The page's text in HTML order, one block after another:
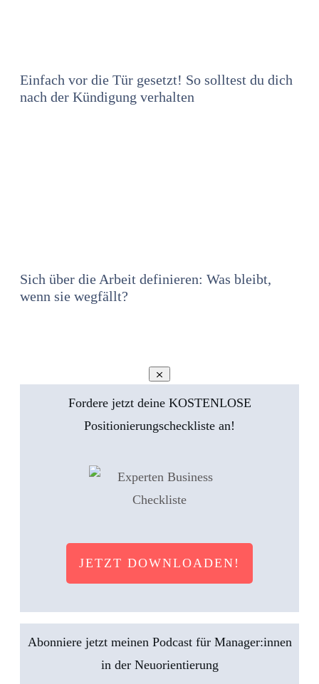
Einfach vor die Tür gesetzt! So solltest du dich
nach der Kündigung verhalten
Sich über die Arbeit definieren: Was bleibt,
wenn sie wegfällt?
Fordere jetzt deine KOSTENLOSE
Positionierungscheckliste an!
JETZT DOWNLOADEN!
Abonniere jetzt meinen Podcast für Manager:innen
in der Neuorientierung